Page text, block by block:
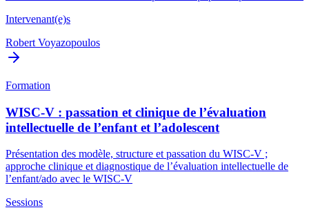
Intervenant(e)s
Robert Voyazopoulos
Formation
WISC-V : passation et clinique de l’évaluation
intellectuelle de l’enfant et l’adolescent
Présentation des modèle, structure et passation du WISC-V ;
approche clinique et diagnostique de l’évaluation intellectuelle de
l’enfant/ado avec le WISC-V
Sessions